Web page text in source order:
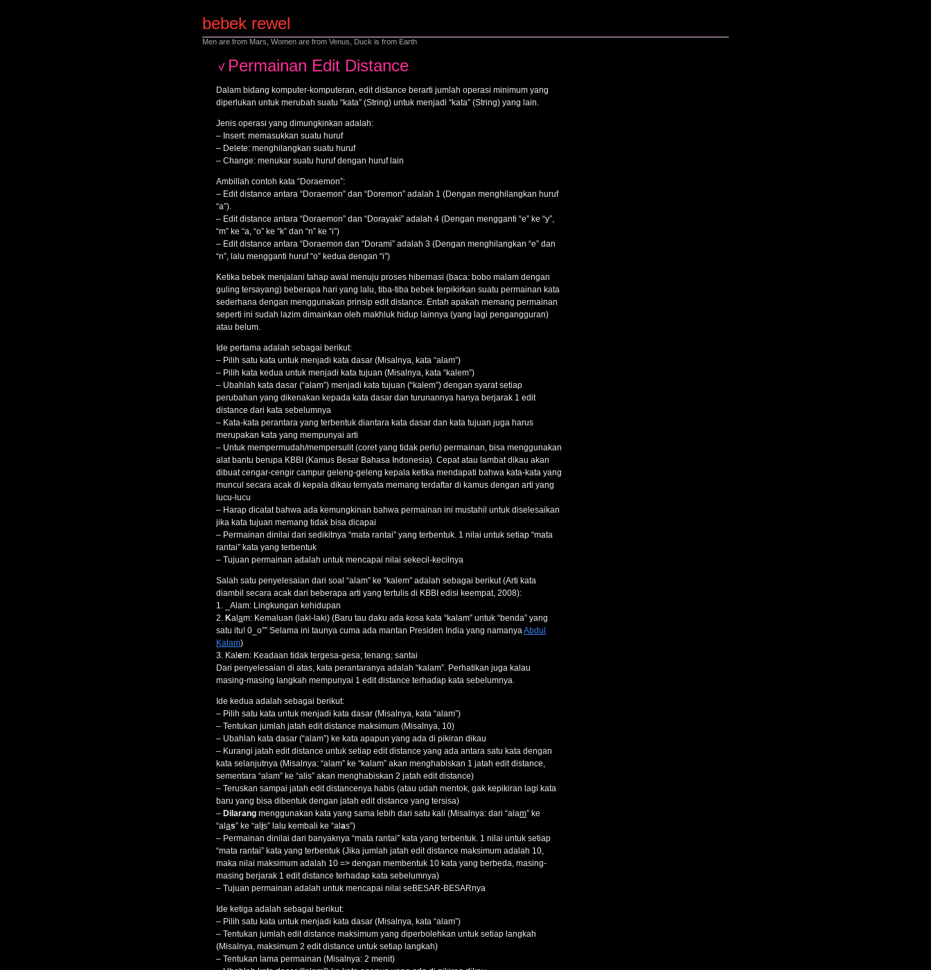
bebek rewel
Men are from Mars, Women are from Venus, Duck is from Earth
Permainan Edit Distance
Dalam bidang komputer-komputeran, edit distance berarti jumlah operasi minimum yang
diperlukan untuk merubah suatu “kata” (String) untuk menjadi “kata” (String) yang lain.
Jenis operasi yang dimungkinkan adalah:
– Insert: memasukkan suatu huruf
– Delete: menghilangkan suatu huruf
– Change: menukar suatu huruf dengan huruf lain
Ambillah contoh kata “Doraemon”:
– Edit distance antara “Doraemon” dan “Doremon” adalah 1 (Dengan menghilangkan huruf
“a”).
– Edit distance antara “Doraemon” dan “Dorayaki” adalah 4 (Dengan mengganti “e” ke “y”,
“m” ke “a, “o” ke “k” dan “n” ke “i”)
– Edit distance antara “Doraemon dan “Dorami” adalah 3 (Dengan menghilangkan “e” dan
“n”, lalu mengganti huruf “o” kedua dengan “i”)
Ketika bebek menjalani tahap awal menuju proses hibernasi (baca: bobo malam dengan
guling tersayang) beberapa hari yang lalu, tiba-tiba bebek terpikirkan suatu permainan kata
sederhana dengan menggunakan prinsip edit distance. Entah apakah memang permainan
seperti ini sudah lazim dimainkan oleh makhluk hidup lainnya (yang lagi pengangguran)
atau belum.
Ide pertama adalah sebagai berikut:
– Pilih satu kata untuk menjadi kata dasar (Misalnya, kata “alam”)
– Pilih kata kedua untuk menjadi kata tujuan (Misalnya, kata “kalem”)
– Ubahlah kata dasar (“alam”) menjadi kata tujuan (“kalem”) dengan syarat setiap
perubahan yang dikenakan kepada kata dasar dan turunannya hanya berjarak 1 edit
distance dari kata sebelumnya
– Kata-kata perantara yang terbentuk diantara kata dasar dan kata tujuan juga harus
merupakan kata yang mempunyai arti
– Untuk mempermudah/mempersulit (coret yang tidak perlu) permainan, bisa menggunakan
alat bantu berupa KBBI (Kamus Besar Bahasa Indonesia). Cepat atau lambat dikau akan
dibuat cengar-cengir campur geleng-geleng kepala ketika mendapati bahwa kata-kata yang
muncul secara acak di kepala dikau ternyata memang terdaftar di kamus dengan arti yang
lucu-lucu
– Harap dicatat bahwa ada kemungkinan bahwa permainan ini mustahil untuk diselesaikan
jika kata tujuan memang tidak bisa dicapai
– Permainan dinilai dari sedikitnya “mata rantai” yang terbentuk. 1 nilai untuk setiap “mata
rantai” kata yang terbentuk
– Tujuan permainan adalah untuk mencapai nilai sekecil-kecilnya
Salah satu penyelesaian dari soal “alam” ke “kalem” adalah sebagai berikut (Arti kata
diambil secara acak dari beberapa arti yang tertulis di KBBI edisi keempat, 2008):
1. _Alam: Lingkungan kehidupan
2. Kal am: Kemaluan (laki-laki) (Baru tau daku ada kosa kata “kalam” untuk “benda” yang
satu itu! 0_o”” Selama ini taunya cuma ada mantan Presiden India yang namanyaAbdul
Kalam)
3. Kal em: Keadaan tidak tergesa-gesa; tenang; santai
Dari penyelesaian di atas, kata perantaranya adalah “kalam”. Perhatikan juga kalau
masing-masing langkah mempunyai 1 edit distance terhadap kata sebelumnya.
Ide kedua adalah sebagai berikut:
– Pilih satu kata untuk menjadi kata dasar (Misalnya, kata “alam”)
– Tentukan jumlah jatah edit distance maksimum (Misalnya, 10)
– Ubahlah kata dasar (“alam”) ke kata apapun yang ada di pikiran dikau
– Kurangi jatah edit distance untuk setiap edit distance yang ada antara satu kata dengan
kata selanjutnya (Misalnya: “alam” ke “kalam” akan menghabiskan 1 jatah edit distance,
sementara “alam” ke “alis” akan menghabiskan 2 jatah edit distance)
– Teruskan sampai jatah edit distancenya habis (atau udah mentok, gak kepikiran lagi kata
baru yang bisa dibentuk dengan jatah edit distance yang tersisa)
– Dilarang menggunakan kata yang sama lebih dari satu kali (Misalnya: dari “alam” ke
“al as” ke “al is” lalu kembali ke “al as”)
– Permainan dinilai dari banyaknya “mata rantai” kata yang terbentuk. 1 nilai untuk setiap
“mata rantai” kata yang terbentuk (Jika jumlah jatah edit distance maksimum adalah 10,
maka nilai maksimum adalah 10 => dengan membentuk 10 kata yang berbeda, masing-
masing berjarak 1 edit distance terhadap kata sebelumnya)
– Tujuan permainan adalah untuk mencapai nilai seBESAR-BESARnya
Ide ketiga adalah sebagai berikut:
– Pilih satu kata untuk menjadi kata dasar (Misalnya, kata “alam”)
– Tentukan jumlah edit distance maksimum yang diperbolehkan untuk setiap langkah
(Misalnya, maksimum 2 edit distance untuk setiap langkah)
– Tentukan lama permainan (Misalnya: 2 menit)